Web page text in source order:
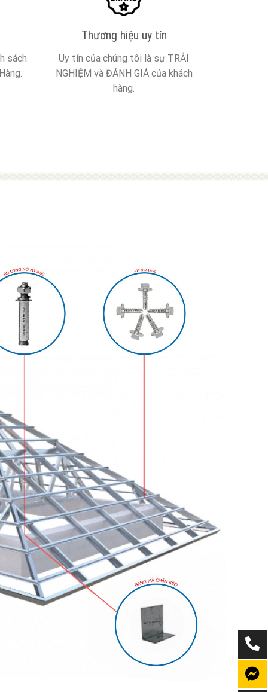
sách
Thương hiệu uy tín
Uy tín của chúng tôi là sự TRẢI
NGHIỆM và ĐÁNH GIÁ của khách
hàng.